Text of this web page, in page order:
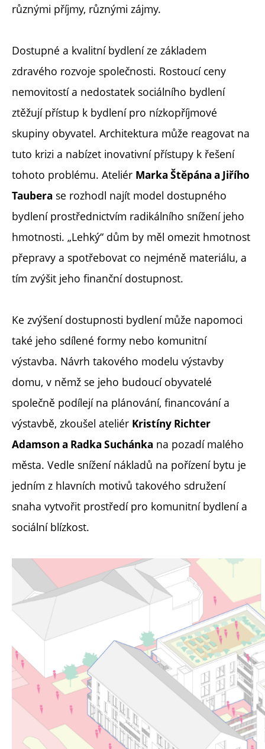
různými příjmy, různými zájmy.
Dostupné a kvalitní bydlení ze základem
zdravého rozvoje společnosti. Rostoucí ceny
nemovitostí a nedostatek sociálního bydlení
ztěžují přístup k bydlení pro nízkopříjmové
skupiny obyvatel. Architektura může reagovat na
tuto krizi a nabízet inovativní přístupy k řešení
tohoto problému. Ateliér Marka Štěpána a Jiřího
Taubera se rozhodl najít model dostupného
bydlení prostřednictvím radikálního snížení jeho
hmotnosti. „Lehký“ dům by měl omezit hmotnost
přepravy a spotřebovat co nejméně materiálu, a
tím zvýšit jeho finanční dostupnost.
Ke zvýšení dostupnosti bydlení může napomoci
také jeho sdílené formy nebo komunitní
výstavba. Návrh takového modelu výstavby
domu, v němž se jeho budoucí obyvatelé
společně podílejí na plánování, financování a
výstavbě, zkoušel ateliér Kristíny Richter
Adamson a Radka Suchánka na pozadí malého
města. Vedle snížení nákladů na pořízení bytu je
jedním z hlavních motivů takového sdružení
snaha vytvořit prostředí pro komunitní bydlení a
sociální blízkost.